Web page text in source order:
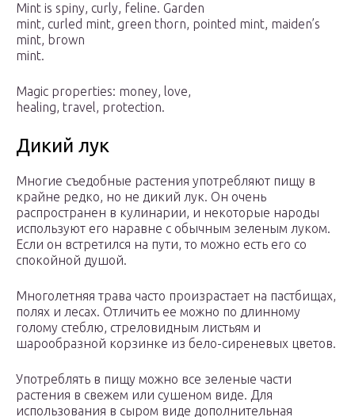
Mint is spiny, curly, feline. Garden
mint, curled mint, green thorn, pointed mint, maiden’s
mint, brown
mint.
Magic properties: money, love,
healing, travel, protection.
Дикий лук
Многие съедобные растения употребляют пищу в
крайне редко, но не дикий лук. Он очень
распространен в кулинарии, и некоторые народы
используют его наравне с обычным зеленым луком.
Если он встретился на пути, то можно есть его со
спокойной душой.
Многолетняя трава часто произрастает на пастбищах,
полях и лесах. Отличить ее можно по длинному
голому стеблю, стреловидным листьям и
шарообразной корзинке из бело-сиреневых цветов.
Употреблять в пищу можно все зеленые части
растения в свежем или сушеном виде. Для
использования в сыром виде дополнительная